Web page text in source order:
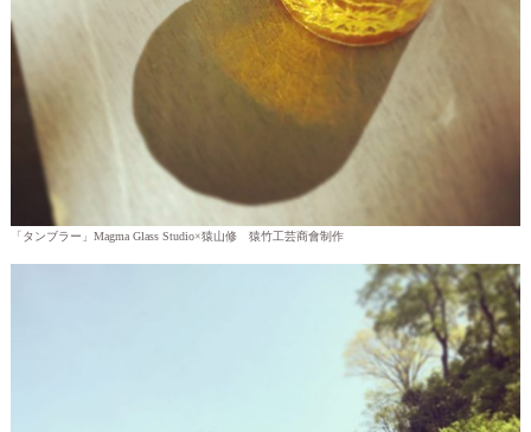
「タンブラー」Magma Glass Studio×猿山修 猿竹工芸商會制作